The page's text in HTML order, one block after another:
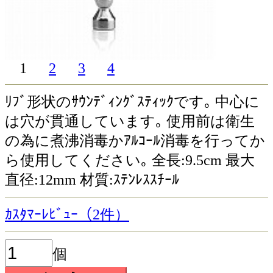
1 2 3 4
ﾘﾌﾞ形状のｻｳﾝﾃﾞｨﾝｸﾞｽﾃｨｯｸです｡ 中心に
は穴が貫通しています｡ 使用前は衛生
の為に煮沸消毒かｱﾙｺｰﾙ消毒を行ってか
ら使用してください｡ 全長:9.5cm 最大
直径:12mm 材質:ｽﾃﾝﾚｽｽﾁｰﾙ
ｶｽﾀﾏｰﾚﾋﾞｭｰ（2件）
個